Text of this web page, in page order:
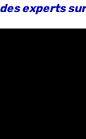
experts